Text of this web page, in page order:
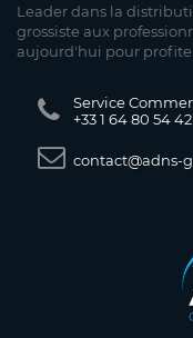
Leader dans la
grossiste aux
aujourd'hui pour
Service
+33 1 64 80 54 42
contact@adns-